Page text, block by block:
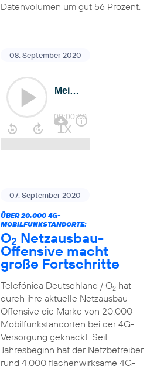
Datenvolumen um gut 56 Prozent.
08. September 2020
07. September 2020
ÜBER 20.000 4G-
MOBILFUNKSTANDORTE:
O2 Netzausbau-
Offensive macht
große Fortschritte
Telefónica Deutschland / O2hat
durch ihre aktuelle Netzausbau-
Offensive die Marke von 20.000
Mobilfunkstandorten bei der 4G-
Versorgung geknackt. Seit
Jahresbeginn hat der Netzbetreiber
rund 4.000 flächenwirksame 4G-